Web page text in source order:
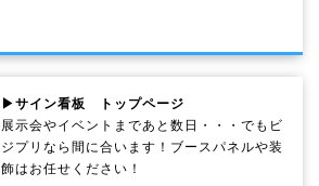
▶サイン看板 トップページ
展示会やイベントまであと数日・・・でもビ
ジプリなら間に合います！ブースパネルや装
飾はお任せください！